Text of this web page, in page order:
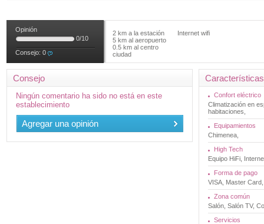
Opinión
0/10
Consejo: 0
2 km a la estación
5 km al aeropuerto
0.5 km al centro
ciudad
Internet wifi
Características
Confort eléctrico
Climatización en
habitaciones,
Equipamientos
Chimenea,
High Tech
Equipo HiFi,
Forma de pago
VISA, Master
Zona común
Salón, Salón TV,
Servicios
Consejo
Ningún comentario ha sido no está en este
establecimiento
Agregar una opinión